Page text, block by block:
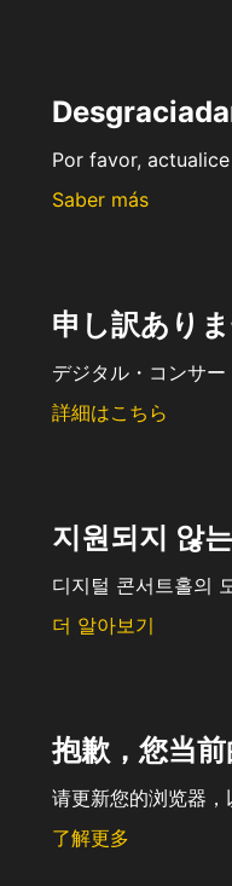
Por favor,
Saber más
申し訳あり
デジタル・コンサ
詳細はこちら
지원되지 않
디지털 콘서트홀의
더 알아보기
抱歉，您当
请更新您的浏览器，
了解更多